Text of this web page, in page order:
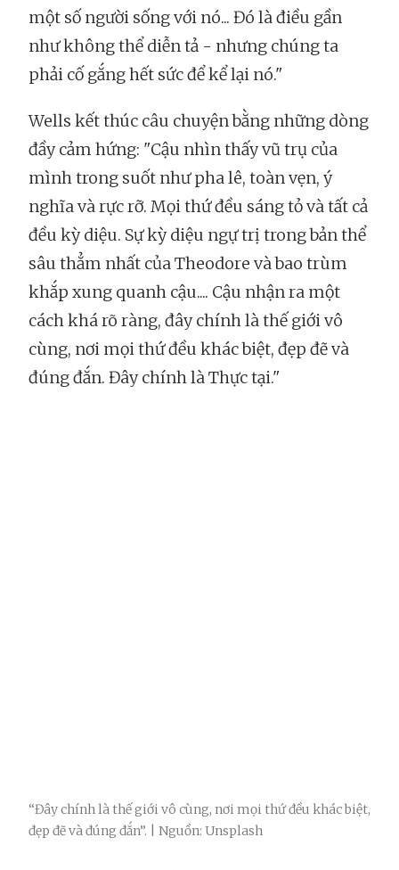
một số người sống với nó... Đó là điều gần
như không thể diễn tả - nhưng chúng ta
phải cố gắng hết sức để kể lại nó."
Wells kết thúc câu chuyện bằng những dòng
đầy cảm hứng: "Cậu nhìn thấy vũ trụ của
mình trong suốt như pha lê, toàn vẹn, ý
nghĩa và rực rỡ. Mọi thứ đều sáng tỏ và tất cả
đều kỳ diệu. Sự kỳ diệu ngự trị trong bản thể
sâu thẳm nhất của Theodore và bao trùm
khắp xung quanh cậu.... Cậu nhận ra một
cách khá rõ ràng, đây chính là thế giới vô
cùng, nơi mọi thứ đều khác biệt, đẹp đẽ và
đúng đắn. Đây chính là Thực tại."
“Đây chính là thế giới vô cùng, nơi mọi thứ đều khác biệt,
đẹp đẽ và đúng đắn”. | Nguồn: Unsplash